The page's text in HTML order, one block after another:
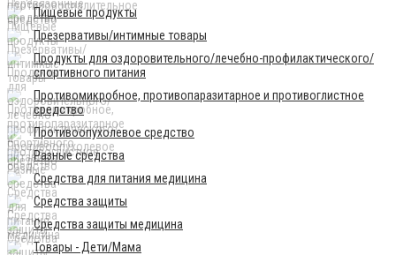
Пищевые продукты
Презервативы/интимные товары
Продукты для оздоровительного/лечебно-профилактического/
спортивного питания
Противомикробное, противопаразитарное и противоглистное
средство
Противоопухолевое средство
Разные средства
Средства для питания медицина
Средства защиты
Средства защиты медицина
Товары - Дети/Мама